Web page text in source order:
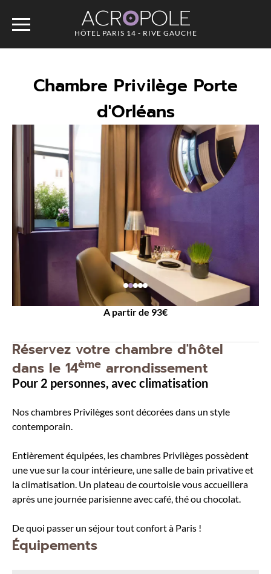
ACROPOLE
HÔTEL PARIS 14 - RIVE GAUCHE
Chambre Privilège Porte
d'Orléans
A partir de 93€
Réservez votre chambre d'hôtel
dans le 14ème arrondissement
Pour 2 personnes, avec climatisation
Nos chambres Privilèges sont décorées dans un style
contemporain.
Entièrement équipées, les chambres Privilèges possèdent
une vue sur la cour intérieure, une salle de bain privative et
la climatisation. Un plateau de courtoisie vous accueillera
après une journée parisienne avec café, thé ou chocolat.
De quoi passer un séjour tout confort à Paris !
Équipements